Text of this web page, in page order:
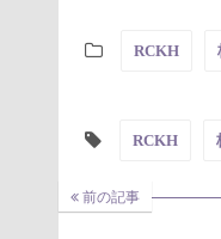
RCKH
RCKH
前の記事